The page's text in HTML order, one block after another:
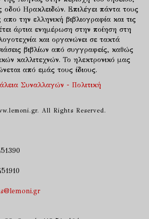
οδού Ηρακλειδών. Επιλέγει πάντα τους
απο την ελληνική βιβλιογραφία και τις
άρτια ενημέρωση στην ποίηση στη
και οργανώνει σε τακτά
βιβλίων από συγγραφείς, καθώς
καλλιτεχνών. Το ηλεκτρονικό μας
από εμάς τους ίδιους.
Συναλλαγών - Πολιτική
All Rights Reserved.